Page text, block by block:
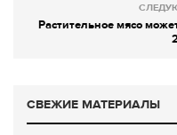
Растительное мясо
СВЕЖИЕ МАТЕРИАЛЫ